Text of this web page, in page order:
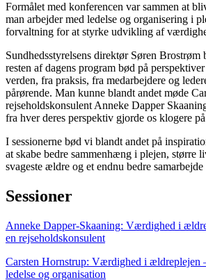
Formålet med konferencen var sammen at
man arbejder med ledelse og organisering i
forvaltning for at styrke udvikling af
Sundhedsstyrelsens direktør Søren
resten af dagens program bød på
verden, fra praksis, fra medarbejdere og
pårørende. Man kunne blandt andet møde
rejseholdskonsulent Anneke Dapper
fra hver deres perspektiv gjorde os klogere
I sessionerne bød vi blandt andet på
at skabe bedre sammenhæng i plejen, større
svageste ældre og et endnu bedre
Sessioner
Anneke Dapper-Skaaning: Værdighed i
en rejseholdskonsulent
Carsten Hornstrup: Værdighed i ældreplejen
ledelse og organisation